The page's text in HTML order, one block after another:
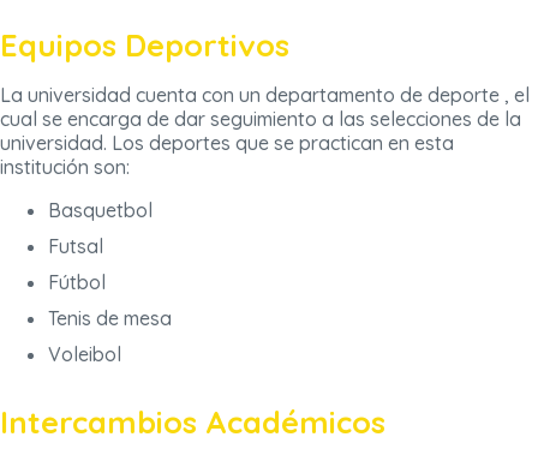
Equipos Deportivos
La universidad cuenta con un departamento de deporte , el
cual se encarga de dar seguimiento a las selecciones de la
universidad. Los deportes que se practican en esta
institución son:
Basquetbol
Futsal
Fútbol
Tenis de mesa
Voleibol
Intercambios Académicos